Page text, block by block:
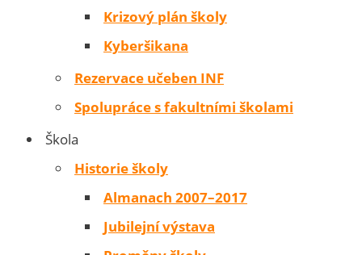
Krizový plán školy
Kyberšikana
Rezervace učeben INF
Spolupráce s fakultními školami
Škola
Historie školy
Almanach 2007–2017
Jubilejní výstava